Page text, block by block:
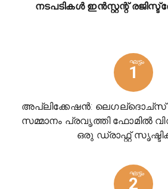
നടപടികൾ ഇൻസ്റ്റന്റ്
ഘട്ടം
1
അപ്ലിക്കേഷൻ: ലെഗല്ദൊച്സ്
സമ്മാനം പ്രവൃത്തി ഫോമിൽ
ഒരു ഡ്രാഫ്റ്റ്
ഘട്ടം
2